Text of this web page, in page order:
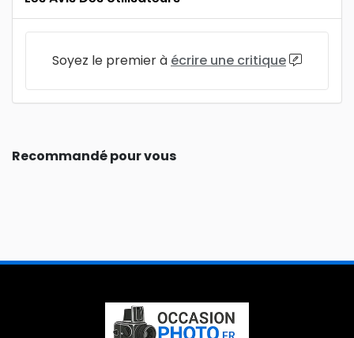
Soyez le premier à écrire une critique
Recommandé pour vous